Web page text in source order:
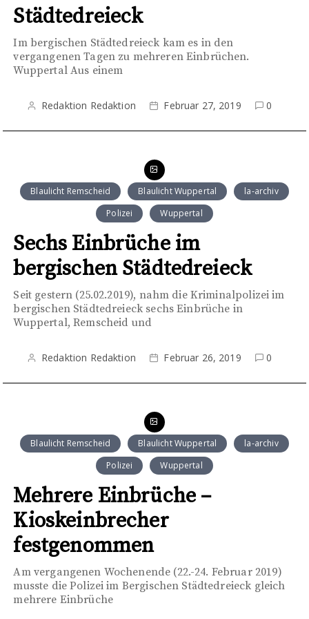
Städtedreieck
Im bergischen Städtedreieck kam es in den
vergangenen Tagen zu mehreren Einbrüchen.
Wuppertal Aus einem
Redaktion Redaktion Februar 27, 2019 0
Blaulicht Remscheid Blaulicht Wuppertal
la-archiv
Polizei
Wuppertal
Sechs Einbrüche im
bergischen Städtedreieck
Seit gestern (25.02.2019), nahm die Kriminalpolizei im
bergischen Städtedreieck sechs Einbrüche in
Wuppertal, Remscheid und
Redaktion Redaktion Februar 26, 2019 0
Blaulicht Remscheid Blaulicht Wuppertal
la-archiv
Polizei
Wuppertal
Mehrere Einbrüche –
Kioskeinbrecher
festgenommen
Am vergangenen Wochenende (22.-24. Februar 2019)
musste die Polizei im Bergischen Städtedreieck gleich
mehrere Einbrüche